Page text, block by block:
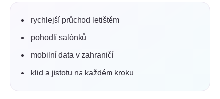
rychlejší průchod letištěm
pohodlí salónků
mobilní data v zahraničí
klid a jistotu na každém kroku